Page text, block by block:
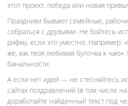
этот проект, победа или новая
Праздники бывают семейные,
собраться с друзьями. Не бойтесь
рифму, если это уместно. Например:
же, как твоя любимая булочка к чаю».
банальности.
А если нет идей — не стесняйтесь
сайтах поздравлений (в том числе
доработайте найденный текст под